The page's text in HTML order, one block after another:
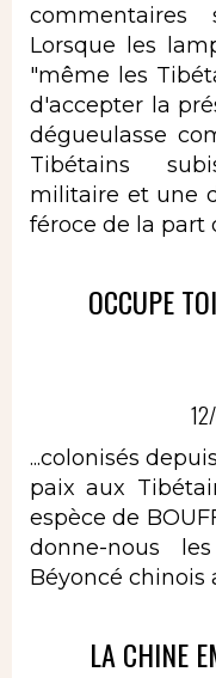
Lorsque les
"même les
d'accepter la
dégueulasse
Tibétains
militaire et une
féroce de la part
OCCUPE
...colonisés
paix aux
espèce de
donne-nous
Béyoncé chinois
LA CHINE